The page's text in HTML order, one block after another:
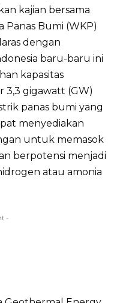
kajian bersama
Panas Bumi (WKP)
dengan
baru-baru ini
kapasitas
3,3 gigawatt (GW)
panas bumi yang
menyediakan
untuk memasok
berpotensi menjadi
atau amonia
-